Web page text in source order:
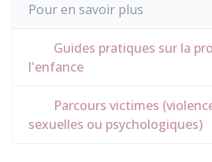
Pour en savoir plus
Guides pratiques sur la
l'enfance
Parcours victimes
sexuelles ou psychologiques)